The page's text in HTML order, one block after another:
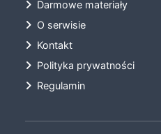
Darmowe materiały
O serwisie
Kontakt
Polityka prywatności
Regulamin